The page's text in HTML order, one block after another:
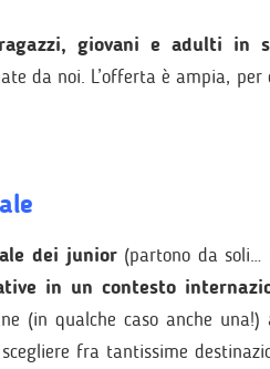
giovani e adulti in
da noi. L’offerta è ampia, per
dei junior (partono da soli…
in un contesto
(in qualche caso anche una!)
fra tantissime